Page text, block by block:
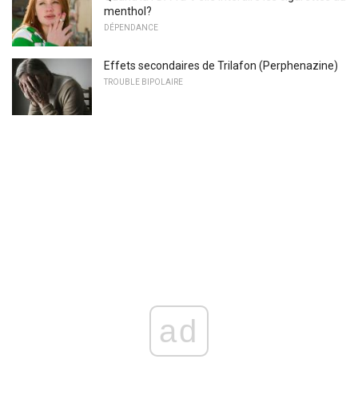
menthol?
DÉPENDANCE
Effets secondaires de Trilafon (Perphenazine)
TROUBLE BIPOLAIRE
ad